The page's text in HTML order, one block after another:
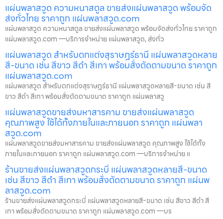
แผ่นพลาสวูด ความหนาสตูล ขายส่งแผ่นพลาสวูด พร้อมจัด
ส่งทั่วไทย ราคาถูก แผ่นพลาสวูด.com
แผ่นพลาสวูด ความหนาสตูล ขายส่งแผ่นพลาสวูด พร้อมจัดส่งทั่วไทย ราคาถูก
แผ่นพลาสวูด.com —บริการจำหน่าย แผ่นพลาสวูด, ส่งทั่ว
แผ่นพลาสวูด สำหรับตกแต่งสุราษฎร์ธานี แผ่นพลาสวูดหลาย
สี-ขนาด เช่น สีขาว สีดำ สีเทา พร้อมสั่งตัดตามขนาด ราคาถูก
แผ่นพลาสวูด.com
แผ่นพลาสวูด สำหรับตกแต่งสุราษฎร์ธานี แผ่นพลาสวูดหลายสี-ขนาด เช่น สี
ขาว สีดำ สีเทา พร้อมสั่งตัดตามขนาด ราคาถูก แผ่นพลาสวู
แผ่นพลาสวูดขายส่งมหาสารคาม ขายส่งแผ่นพลาสวูด
คุณภาพสูง ใช้ได้ทั้งภายในและภายนอก ราคาถูก แผ่นพลา
สวูด.com
แผ่นพลาสวูดขายส่งมหาสารคาม ขายส่งแผ่นพลาสวูด คุณภาพสูง ใช้ได้ทั้ง
ภายในและภายนอก ราคาถูก แผ่นพลาสวูด.com —บริการจำหน่าย แ
ร้านขายส่งแผ่นพลาสวูดกระบี่ แผ่นพลาสวูดหลายสี-ขนาด
เช่น สีขาว สีดำ สีเทา พร้อมสั่งตัดตามขนาด ราคาถูก แผ่นพ
ลาสวูด.com
ร้านขายส่งแผ่นพลาสวูดกระบี่ แผ่นพลาสวูดหลายสี-ขนาด เช่น สีขาว สีดำ สี
เทา พร้อมสั่งตัดตามขนาด ราคาถูก แผ่นพลาสวูด.com —บร